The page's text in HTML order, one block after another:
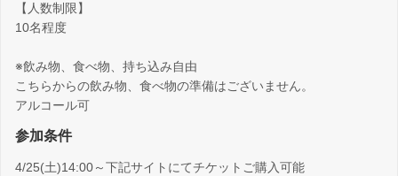
【人数制限】
10名程度
※飲み物、食べ物、持ち込み自由
こちらからの飲み物、食べ物の準備はございません。
アルコール可
参加条件
4/25(土)14:00～下記サイトにてチケットご購入可能